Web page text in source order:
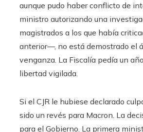
aunque pudo haber conflicto de
ministro autorizando una
magistrados a los que había
anterior—, no está demostrado el
venganza. La Fiscalía pedía un
libertad vigilada.
Si el CJR le hubiese declarado
sido un revés para Macron. La
para el Gobierno. La primera